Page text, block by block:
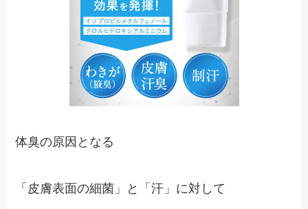
体臭の原因となる
「皮膚表面の細菌」と「汗」に対して